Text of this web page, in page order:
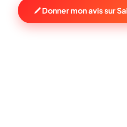
Donner mon avis sur